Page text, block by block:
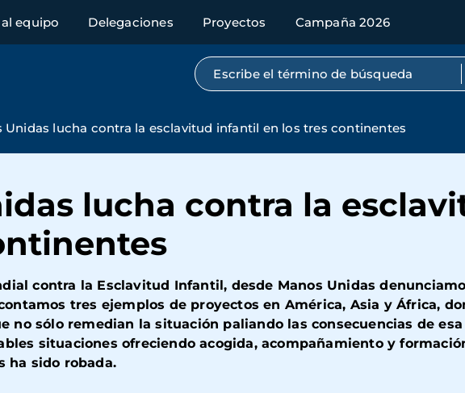
equipo Delegaciones Proyectos Campaña 2026
Búsqueda por texto completo
Unidas lucha contra la esclavitud infantil en los tres continentes
lucha contra la
contra la Esclavitud Infantil, desde Manos Unidas
tres ejemplos de proyectos en América, Asia y África,
no sólo remedian la situación paliando las consecuencias de
situaciones ofreciendo acogida, acompañamiento y
ha sido robada.